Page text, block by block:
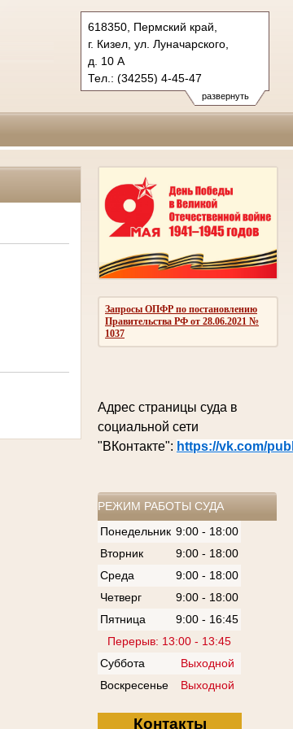
развернуть
618350, Пермский край,
г. Кизел, ул. Луначарского,
д. 10 А
Тел.: (34255) 4-45-47
kizelovsky.perm@sudrf.ru
Запросы ОПФР по постановлению
Правительства РФ от 28.06.2021 №
1037
Адрес страницы суда в
социальной сети
"ВКонтакте": https://vk.com/
РЕЖИМ РАБОТЫ СУДА
Понедельник 9:00 - 18:00
Вторник
9:00 - 18:00
Среда
9:00 - 18:00
Четверг
9:00 - 18:00
Пятница
9:00 - 16:45
Перерыв: 13:00 - 13:45
Суббота
Выходной
Воскресенье
Выходной
Контакты